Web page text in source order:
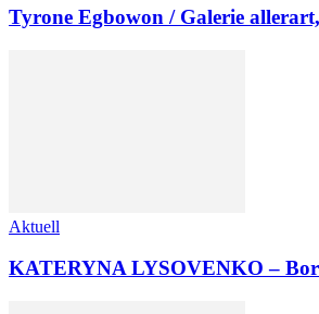
Tyrone Egbowon / Galerie
Aktuell
KATERYNA LYSOVENKO –